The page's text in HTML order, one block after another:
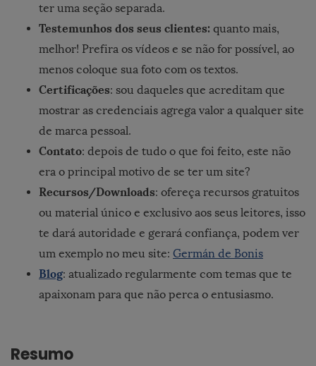
ter uma seção separada.
Testemunhos dos seus clientes: quanto mais,
melhor! Prefira os vídeos e se não for possível, ao
menos coloque sua foto com os textos.
Certificações: sou daqueles que acreditam que
mostrar as credenciais agrega valor a qualquer site
de marca pessoal.
Contato: depois de tudo o que foi feito, este não
era o principal motivo de se ter um site?
Recursos/Downloads: ofereça recursos gratuitos
ou material único e exclusivo aos seus leitores, isso
te dará autoridade e gerará confiança, podem ver
um exemplo no meu site: Germán de Bonis
Blog: atualizado regularmente com temas que te
apaixonam para que não perca o entusiasmo.
Resumo